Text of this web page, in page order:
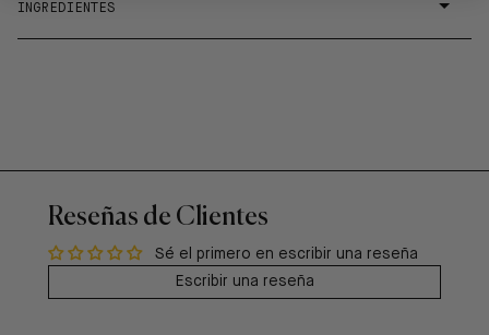
INGREDIENTES
Reseñas de Clientes
Sé el primero en escribir una reseña
Escribir una reseña